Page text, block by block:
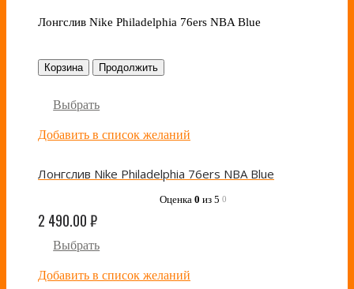
Лонгслив Nike Philadelphia 76ers NBA Blue
Корзина Продолжить
Выбрать
Добавить в список желаний
Лонгслив Nike Philadelphia 76ers NBA Blue
Оценка 0 из 5 0
2 490.00₽
Выбрать
Добавить в список желаний